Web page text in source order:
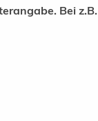
Bei